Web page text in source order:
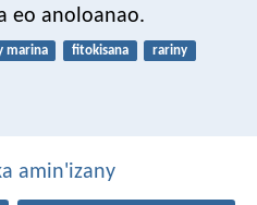
eo anoloanao.
marina fitokisana rariny
amin'izany